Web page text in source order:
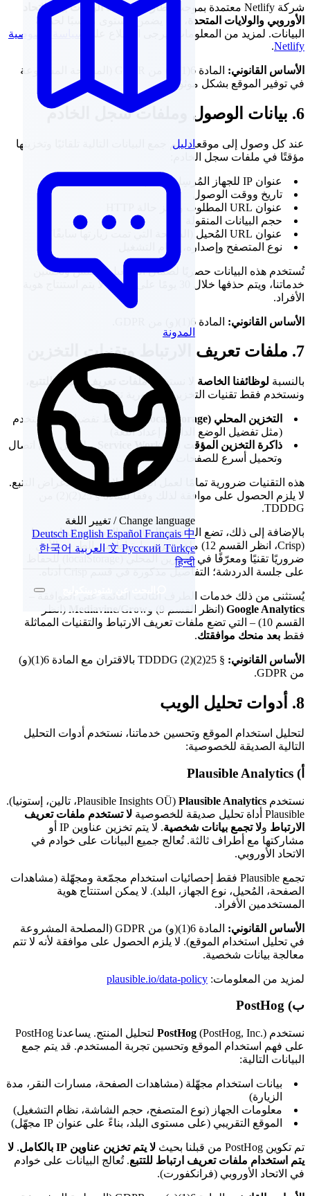
ادليل
المدونة
Change language / تغيير اللغة
DeutschEnglishEspañolFrançais中
文РусскийTürkçe العربية 한국어
हिन्दी
شركة Netlify معتمدة بموجب
إطار خصوصية البيانات بين الاتحاد
الأوروبي والولايات المتحدة
، مما يضمن مستوى مناسبًا لحماية
البيانات. لمزيد من المعلومات، يرجى الاطلاع على
سياسة خصوصية
Netlify
.
الأساس القانوني:
المادة 6(1)(و) من GDPR (المصلحة المشروعة
في توفير الموقع بشكل موثوق).
6. بيانات الوصول وملفات سجل الخادم
عند كل وصول إلى موقعنا، يتم جمع البيانات التالية تلقائيًا وتخزينها
مؤقتًا في ملفات سجل الخادم:
عنوان IP للجهاز المُرسِل للطلب
تاريخ ووقت الوصول
عنوان URL المطلوب ورمز حالة HTTP
حجم البيانات المنقولة
عنوان URL المُحيل (الصفحة التي تمت زيارتها سابقًا)
نوع المتصفح وإصداره، نظام التشغيل
تُستخدم هذه البيانات حصريًا لضمان التشغيل السلس وتحسين
خدماتنا، ويتم حذفها خلال 30 يومًا على الأكثر. لا يتم استنتاج هوية
الأفراد.
الأساس القانوني: المادة 6(1)(و) من GDPR.
7. ملفات تعريف الارتباط وتقنيات التخزين
بالنسبة لوظائفنا الخاصة لا نستخدمملفات تعريف ارتباط للتتبع
ونستخدم فقط تقنيات التخزين الضرورية تقنيًا:
التخزين المحلي (Local Storage)
– لحفظ تفضيلات المستخدم
(مثل تفضيل الوضع الداكن، إعداد اللغة)
ذاكرة التخزين المؤقت لـ Service Worker
– للعمل دون اتصال
وتحميل أسرع للصفحات
هذه التقنيات ضرورية تمامًا لعمل الموقع ولا تُستخدم لأغراض التتبع.
TDDDG.
بالإضافة إلى ذلك، تضع الدردشة المباشرة الوظيفية الخاصة بنا
(Crisp، انظر القسم 12) ملف تعريف ارتباط من الطرف الأول
على جلسة الدردشة؛ التفاصيل مذكورة في قسم Crisp أدناه.
يُستثنى من ذلك خدمات الطرف الثالث القائمة على الموافقة –
Google Analytics (انظر القسم 9) و Mediavine/Grow (انظر
القسم 10) – التي تضع ملفات تعريف الارتباط والتقنيات المماثلة
فقط بعد منحك موافقتك.
الأساس القانوني:
§ 25(2)(2) TDDDG بالاقتران مع المادة 6(1)(و)
من GDPR.
8. أدوات تحليل الويب
لتحليل استخدام الموقع وتحسين خدماتنا، نستخدم أدوات التحليل
التالية الصديقة للخصوصية:
أ) Plausible Analytics
نستخدم Plausible Analytics
(Plausible Insights OÜ، تالين، إستونيا).
Plausible أداة تحليل صديقة للخصوصية
لا تستخدم ملفات تعريف
الارتباط ولا تجمع بيانات شخصية
. لا يتم تخزين عناوين IP أو
مشاركتها مع أطراف ثالثة. تُعالج جميع البيانات على خوادم في
الاتحاد الأوروبي.
تجمع Plausible فقط إحصائيات استخدام مجمّعة ومجهّلة (مشاهدات
الصفحة، المُحيل، نوع الجهاز، البلد). لا يمكن استنتاج هوية
المستخدمين الأفراد.
الأساس القانوني:
المادة 6(1)(و) من GDPR (المصلحة المشروعة
في تحليل استخدام الموقع). لا يلزم الحصول على موافقة لأنه لا تتم
معالجة بيانات شخصية.
لمزيد من المعلومات: plausible.io/data-policy
ب) PostHog
نستخدم PostHog
(PostHog, Inc.) لتحليل المنتج. يساعدنا PostHog
على فهم استخدام الموقع وتحسين تجربة المستخدم. قد يتم جمع
البيانات التالية:
بيانات استخدام مجهّلة (مشاهدات الصفحة، مسارات النقر، مدة
الزيارة)
معلومات الجهاز (نوع المتصفح، حجم الشاشة، نظام التشغيل)
الموقع التقريبي (على مستوى البلد، بناءً على عنوان IP مجهّل)
تم تكوين PostHog من قبلنا بحيث لا يتم تخزين عناوين IP بالكامل . لا
يتم استخدام ملفات تعريف ارتباط للتتبع. تُعالج البيانات على خوادم
في الاتحاد الأوروبي (فرانكفورت).